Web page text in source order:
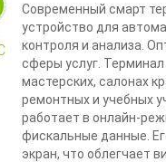
Современный смарт
устройство для
контроля и анализа.
сферы услуг.
мастерских, салонах
ремонтных и учебных
работает в онлайн-
фискальные данные.
экран, что облегчает